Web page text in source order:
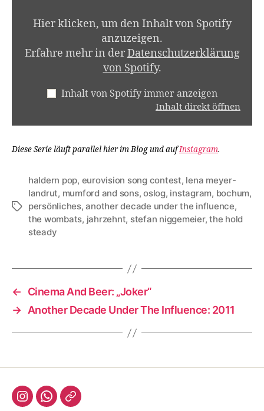
Hier kli­cken, um den Inhalt von Spo­ti­fy
anzu­zei­gen.
Erfah­re mehr in derDaten­schutz­er­klä­rung
von Spo­ti­fy.
Inhalt von Spo­ti­fy immer anzei­gen
Inhalt direkt öff­nen
Die­se Serie läuft par­al­lel hier im Blog und aufInsta­gram.
Schlagwörter
haldern pop, eurovision song contest, lena meyer-
landrut, mumford and sons,oslog, instagram, bochum,
persönliches,another decade under the influence,
the wombats, jahrzehnt, stefan niggemeier,the hold
steady
←
Cinema And Beer: „Joker“
→ Another Decade Under The Influence: 2011
Instagram
WhatsApp
Bluesky